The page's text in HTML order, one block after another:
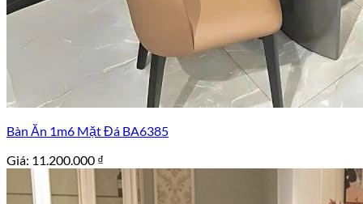
Bàn Ăn 1m6 Mặt Đá BA6385
Giá: 11.200.000 ₫